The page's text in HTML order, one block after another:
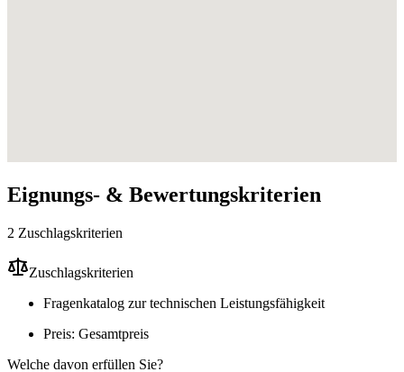
Eignungs- & Bewertungskriterien
2 Zuschlagskriterien
Zuschlagskriterien
Fragenkatalog zur technischen Leistungsfähigkeit
Preis: Gesamtpreis
Welche davon erfüllen Sie?